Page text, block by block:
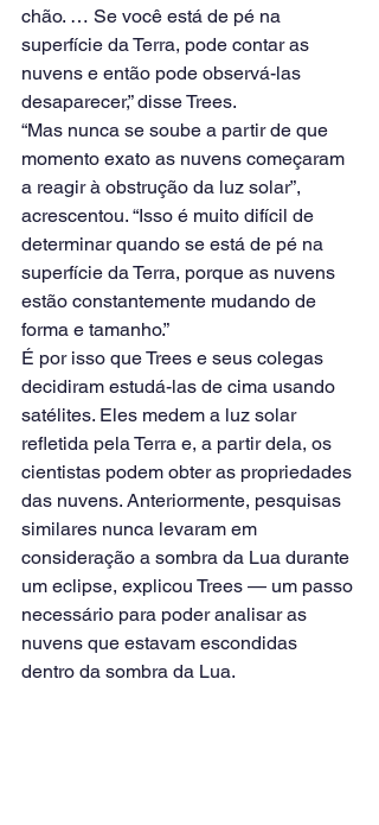
chão. … Se você está de pé na
superfície da Terra, pode contar as
nuvens e então pode observá-las
desaparecer,” disse Trees.
“Mas nunca se soube a partir de que
momento exato as nuvens começaram
a reagir à obstrução da luz solar”,
acrescentou. “Isso é muito difícil de
determinar quando se está de pé na
superfície da Terra, porque as nuvens
estão constantemente mudando de
forma e tamanho.”
É por isso que Trees e seus colegas
decidiram estudá-las de cima usando
satélites. Eles medem a luz solar
refletida pela Terra e, a partir dela, os
cientistas podem obter as propriedades
das nuvens. Anteriormente, pesquisas
similares nunca levaram em
consideração a sombra da Lua durante
um eclipse, explicou Trees — um passo
necessário para poder analisar as
nuvens que estavam escondidas
dentro da sombra da Lua.